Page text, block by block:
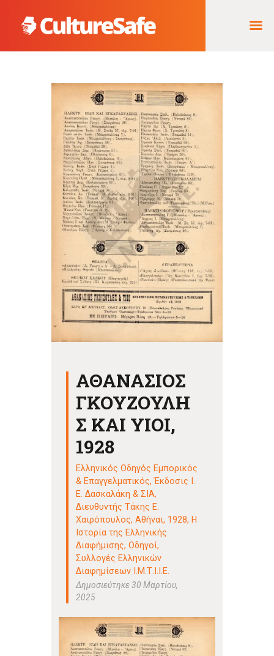
ΑΡΧΙΚΉ
ΦΟΡΈΑΣ ΥΛΟΠΟΊΗΣΗΣ
& ΈΡΓΑ
ΘΗΣΑΥΡΌΣ
ΤΕΚΜΗΡΊΩΝ
ΑΘΑΝΑΣΙΟΣ
ΓΚΟΥΖΟΥΛΗ
Σ ΚΑΙ ΥΙΟΙ,
1928
Ελληνικός Οδηγός Εμπορικός
& Επαγγελματικός, Έκδοσις Ι.
Ε. Δασκαλάκη & ΣΙΑ,
Διευθυντής Τάκης Ε.
Χαιρόπουλος, Αθήναι, 1928, Η
Ιστορία της Ελληνικής
Διαφήμισης,Οδηγοί,
Συλλογές Ελληνικών
Διαφημίσεων Ι.Μ.Τ.Ι.Ι.Ε.
Δημοσιεύτηκε 30 Μαρτίου,
2025